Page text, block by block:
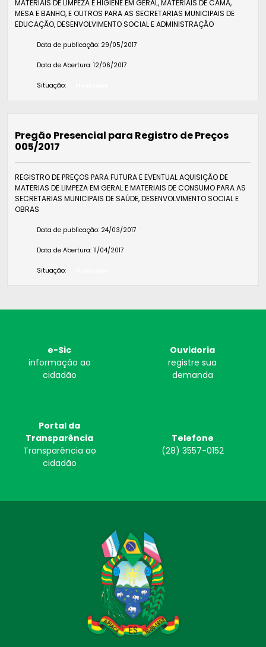
MATERIAIS DE LIMPEZA E HIGIENE EM GERAL, MATERIAIS DE CAMA,
MESA E BANHO, E OUTROS PARA AS SECRETARIAS MUNICIPAIS DE
EDUCAÇÃO, DESENVOLVIMENTO SOCIAL E ADMINISTRAÇÃO
Data de publicação: 29/05/2017
Data de Abertura: 12/06/2017
Situação:
Pregão Presencial para Registro de Preços
005/2017
REGISTRO DE PREÇOS PARA FUTURA E EVENTUAL AQUISIÇÃO DE
MATERIAS DE LIMPEZA EM GERAL E MATERIAIS DE CONSUMO PARA AS
SECRETARIAS MUNICIPAIS DE SAÚDE, DESENVOLVIMENTO SOCIAL E
OBRAS
Data de publicação: 24/03/2017
Data de Abertura: 11/04/2017
Situação:
e-Sic
informação ao
cidadão
Ouvidoria
registre sua
demanda
Portal da
Transparência
Transparência ao
cidadão
Telefone
(28) 3557-0152